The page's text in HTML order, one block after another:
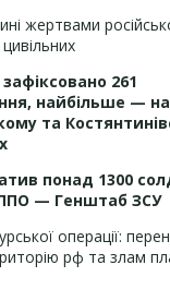
жертвами
261
найбільше — на
та
понад 1300
— Генштаб ЗСУ
операції:
рф та злам